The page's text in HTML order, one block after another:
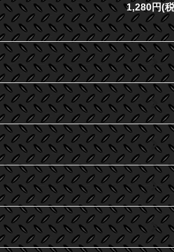
1,280円(